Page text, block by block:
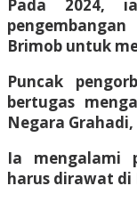
Pada 2024,
pengembangan
Brimob untuk
Puncak
bertugas
Negara
Ia mengalami
harus dirawat di